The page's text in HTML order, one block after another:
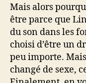
Mais alors
être parce que
du son dans les
choisi d’être un
peu importe.
changé de sexe,